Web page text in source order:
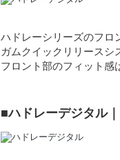
ハドレーシリーズのフロ
ガムクイックリリースシ
フロント部のフィット感
■ハドレーデジタル